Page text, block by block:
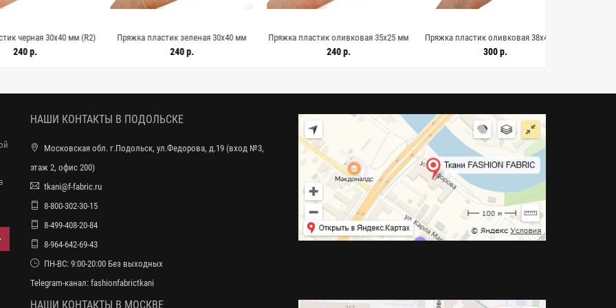
30х40 мм (R2)
Пряжка пластик зеленая 30х40 мм
(R2) 28122517
Пряжка пластик оливковая 35х25 мм
(R2) 28122516
Пряжка пластик оливковая 38х48 мм
(R2) 28122515
НАШИ КОНТАКТЫ В ПОДОЛЬСКЕ
Московская обл. г.Подольск, ул.Федорова, д.19 (вход №3,
этаж 2, офис 200)
tkani@f-fabric.ru
8-800-302-30-15
8-499-408-20-84
8-964-642-69-43
ПН-ВС: 9:00-20:00 Без выходных
Telegram-канал: fashionfabrictkani
НАШИ КОНТАКТЫ В МОСКВЕ